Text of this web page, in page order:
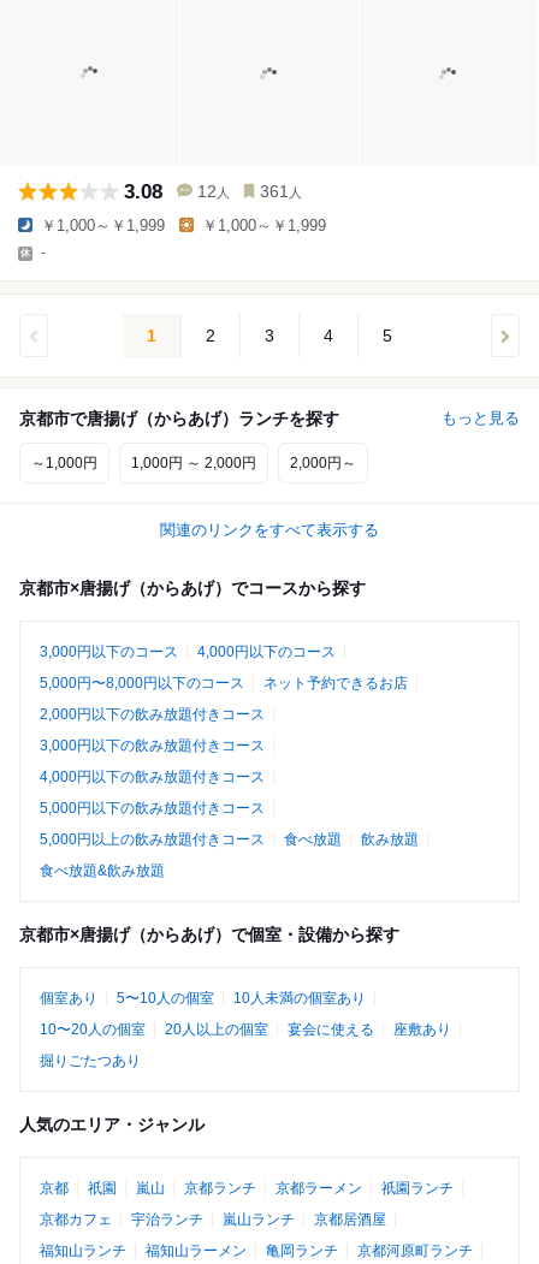
3.08 12 人 361 人
￥1,000～￥1,999 ￥1,000～￥1,999
-
1 2 3 4 5
京都市で唐揚げ（からあげ）ランチを探す もっと見る
～1,000円 1,000円 ～ 2,000円 2,000円～
関連のリンクをすべて表示する
京都市×唐揚げ（からあげ）でコースから探す
3,000円以下のコース
4,000円以下のコース
5,000円〜8,000円以下のコース
ネット予約できるお店
2,000円以下の飲み放題付きコース
3,000円以下の飲み放題付きコース
4,000円以下の飲み放題付きコース
5,000円以下の飲み放題付きコース
5,000円以上の飲み放題付きコース
食べ放題
飲み放題
食べ放題&飲み放題
京都市×唐揚げ（からあげ）で個室・設備から探す
個室あり 5〜10人の個室
10人未満の個室あり
10〜20人の個室
20人以上の個室 宴会に使える
座敷あり
掘りごたつあり
人気のエリア・ジャンル
京都 祇園 嵐山 京都ランチ 京都ラーメン
祇園ランチ
京都カフェ
宇治ランチ 嵐山ランチ
京都居酒屋
福知山ランチ
福知山ラーメン 亀岡ランチ
京都河原町ランチ